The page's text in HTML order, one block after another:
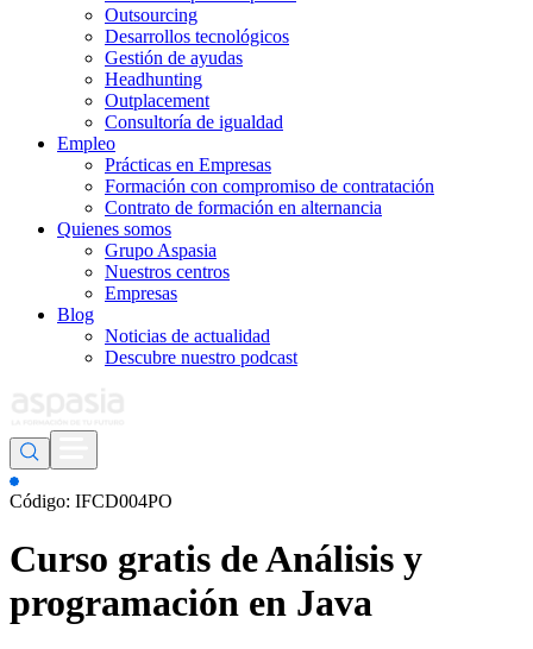
Outsourcing
Desarrollos tecnológicos
Gestión de ayudas
Headhunting
Outplacement
Consultoría de igualdad
Empleo
Prácticas en Empresas
Formación con compromiso de contratación
Contrato de formación en alternancia
Quienes somos
Grupo Aspasia
Nuestros centros
Empresas
Blog
Noticias de actualidad
Descubre nuestro podcast
Código: IFCD004PO
Curso gratis deAnálisis y
programación en Java